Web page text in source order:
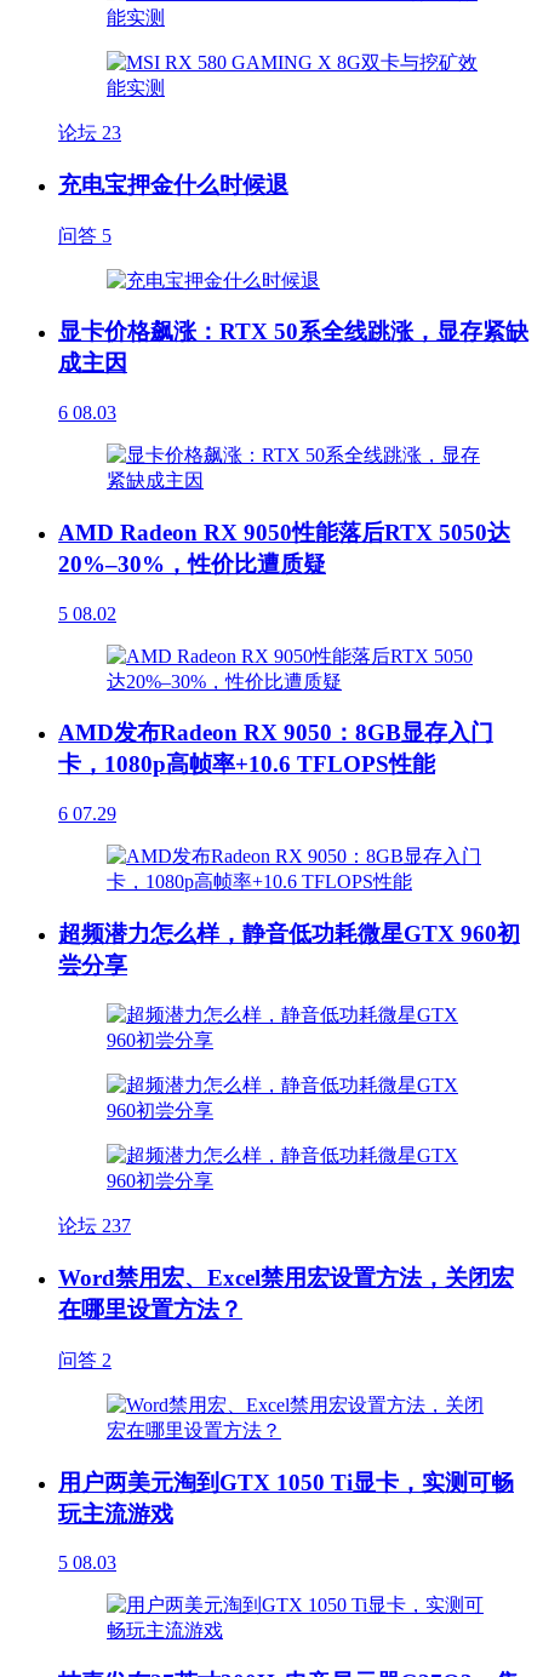
论坛 23
充电宝押金什么时候退
问答 5
显卡价格飙涨：RTX 50系全线跳涨，显存紧缺
成主因
6 08.03
AMD Radeon RX 9050性能落后RTX 5050达
20%–30%，性价比遭质疑
5 08.02
AMD发布Radeon RX 9050：8GB显存入门
卡，1080p高帧率+10.6 TFLOPS性能
6 07.29
超频潜力怎么样，静音低功耗微星GTX 960初
尝分享
论坛 237
Word禁用宏、Excel禁用宏设置方法，关闭宏
在哪里设置方法？
问答 2
用户两美元淘到GTX 1050 Ti显卡，实测可畅
玩主流游戏
5 08.03